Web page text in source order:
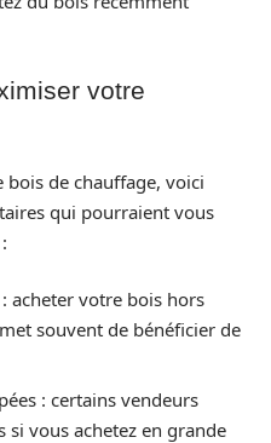
votre
de chauffage, voici
qui pourraient vous
acheter votre bois hors
souvent de bénéficier de
: certains vendeurs
si vous achetez en grande